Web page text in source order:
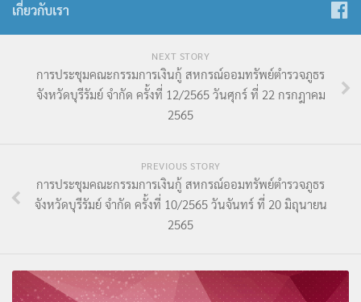
เกี่ยวกับเรา
NEXT STORY
การประชุมคณะกรรมการเงินกู้ สหกรณ์ออมทรัพย์ตำรวจภูธร
จังหวัดบุรีรัมย์ จำกัด ครั้งที่ 12/2565 วันศุกร์ ที่ 22 กรกฎาคม
2565
PREVIOUS STORY
การประชุมคณะกรรมการเงินกู้ สหกรณ์ออมทรัพย์ตำรวจภูธร
จังหวัดบุรีรัมย์ จำกัด ครั้งที่ 10/2565 วันจันทร์ ที่ 20 มิถุนายน
2565